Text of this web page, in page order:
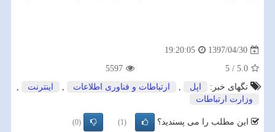
1397/04/30
19:20:05
5.0
/
5
5597
تگهای خبر:
اپل , ارتباطات و فناوری اطلاعات , اینترنت
,
وزارت ارتباطات
این مطلب را می پسندید؟ (1)
(0)